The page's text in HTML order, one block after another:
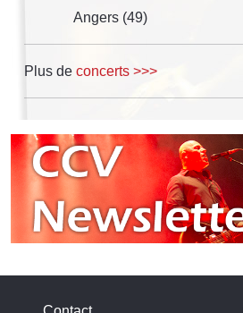
Angers (49)
Plus de concerts >>>